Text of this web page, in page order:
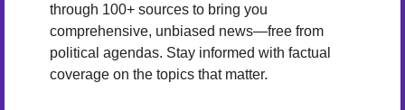
through 100+ sources to bring you
comprehensive, unbiased news—free from
political agendas. Stay informed with factual
coverage on the topics that matter.